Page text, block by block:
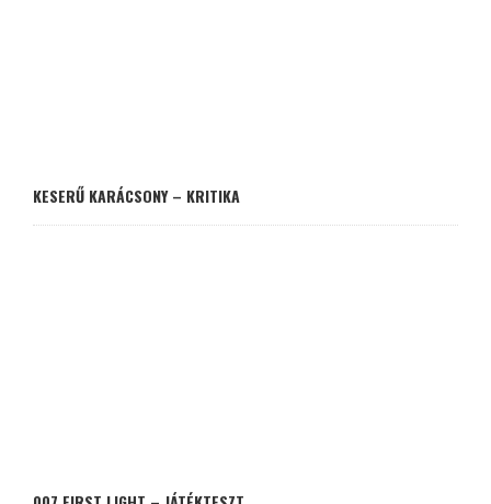
KESERŰ KARÁCSONY – KRITIKA